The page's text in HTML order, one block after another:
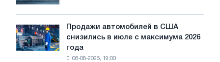
выживут
только
ЭДП:
PwC
Продажи
автомобилей
в
Продажи автомобилей в США
снизились в июле с максимума 2026
года
06-08-2026, 19:00